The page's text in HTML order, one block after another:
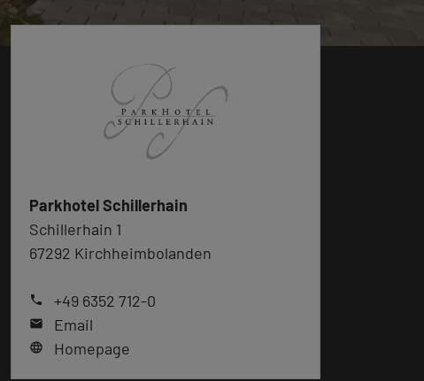
Parkhotel Schillerhain
Schillerhain 1
67292 Kirchheimbolanden
phone +49 6352 712-0
mail Email
language Homepage